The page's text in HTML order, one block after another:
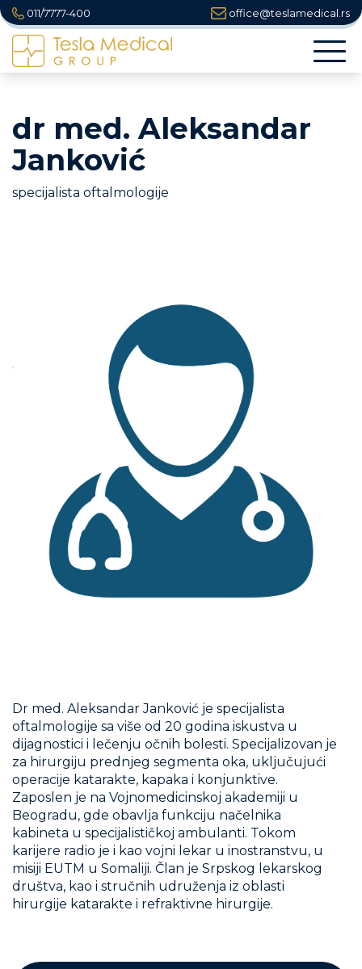
011/7777-400 office@teslamedical.rs
dr med. Aleksandar
Janković
specijalista oftalmologije
Dr med. Aleksandar Janković je specijalista
oftalmologije sa više od 20 godina iskustva u
dijagnostici i lečenju očnih bolesti. Specijalizovan je
za hirurgiju prednjeg segmenta oka, uključujući
operacije katarakte, kapaka i konjunktive.
Zaposlen je na Vojnomedicinskoj akademiji u
Beogradu, gde obavlja funkciju načelnika
kabineta u specijalističkoj ambulanti. Tokom
karijere radio je i kao vojni lekar u inostranstvu, u
misiji EUTM u Somaliji. Član je Srpskog lekarskog
društva, kao i stručnih udruženja iz oblasti
hirurgije katarakte i refraktivne hirurgije.